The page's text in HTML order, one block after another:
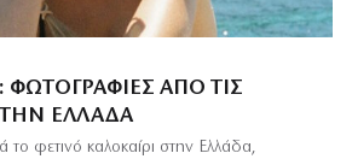
ΑΠΌ ΤΙΣ
ΕΛΛΆΔΑ
φετινό καλοκαίρι στην Ελλάδα,